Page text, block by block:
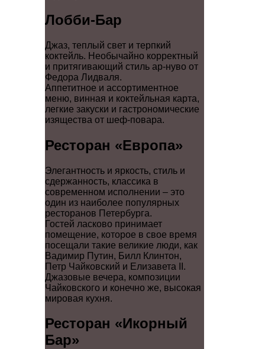
Лобби-Бар
Джаз, теплый свет и терпкий
коктейль. Необычайно корректный
и притягивающий стиль ар-нуво от
Федора Лидваля.
Аппетитное и ассортиментное
меню, винная и коктейльная карта,
легкие закуски и гастрономические
изящества от шеф-повара.
Ресторан «Европа»
Элегантность и яркость, стиль и
сдержанность, классика в
современном исполнении – это
один из наиболее популярных
ресторанов Петербурга.
Гостей ласково принимает
помещение, которое в свое время
посещали такие великие люди, как
Вадимир Путин, Билл Клинтон,
Петр Чайковский и Елизавета II.
Джазовые вечера, композиции
Чайковского и конечно же, высокая
мировая кухня.
Ресторан «Икорный
Бар»